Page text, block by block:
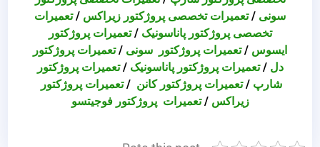
سونی /تعمیرات تخصصی پروژکتور زیراکس /تعمیرات
تخصصی پروژکتور پاناسونیک /تعمیرات پروژکتور
ایسوس /تعمیرات پروژکتور سونی /تعمیرات پروژکتور
دل /تعمیرات پروژکتور پاناسونیک /تعمیرات پروژکتور
شارپ /تعمیرات پروژکتور کانن /تعمیرات پروژکتور
زیراکس /تعمیرات پروژکتور فوجیتسو